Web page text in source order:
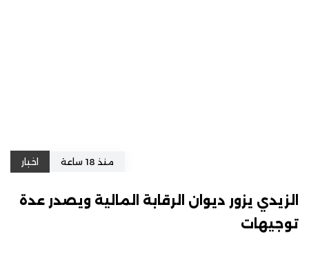
منذ 18 ساعة اخبار
الزيدي يزور ديوان الرقابة المالية ويصدر عدة
توجيهات